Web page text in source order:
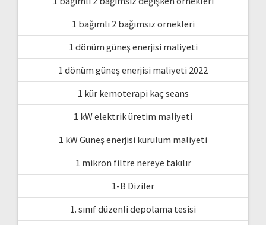
1 bağımlı 2 bağımsız örnekleri
1 dönüm güneş enerjisi maliyeti
1 dönüm güneş enerjisi maliyeti 2022
1 kür kemoterapi kaç seans
1 kW elektrik üretim maliyeti
1 kW Güneş enerjisi kurulum maliyeti
1 mikron filtre nereye takılır
1-B Diziler
1. sınıf düzenli depolama tesisi